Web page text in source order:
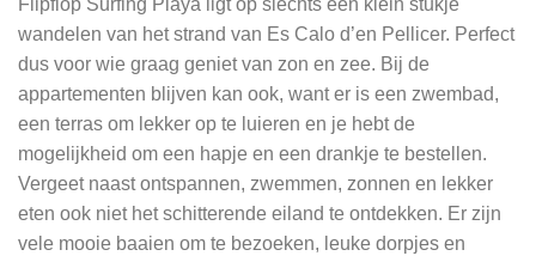
Flipflop Surfing Playa ligt op slechts een klein stukje
wandelen van het strand van Es Calo d’en Pellicer. Perfect
dus voor wie graag geniet van zon en zee. Bij de
appartementen blijven kan ook, want er is een zwembad,
een terras om lekker op te luieren en je hebt de
mogelijkheid om een hapje en een drankje te bestellen.
Vergeet naast ontspannen, zwemmen, zonnen en lekker
eten ook niet het schitterende eiland te ontdekken. Er zijn
vele mooie baaien om te bezoeken, leuke dorpjes en